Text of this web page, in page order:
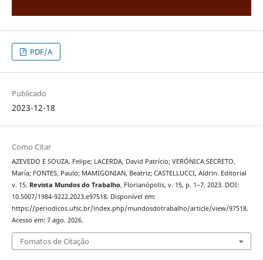
PDF/A
Publicado
2023-12-18
Como Citar
AZEVEDO E SOUZA, Felipe; LACERDA, David Patrício; VERÓNICA SECRETO,
María; FONTES, Paulo; MAMIGONIAN, Beatriz; CASTELLUCCI, Aldrin. Editorial
v. 15. Revista Mundos do Trabalho, Florianópolis, v. 15, p. 1–7, 2023. DOI:
10.5007/1984-9222.2023.e97518. Disponível em:
https://periodicos.ufsc.br/index.php/mundosdotrabalho/article/view/97518.
Acesso em: 7 ago. 2026.
Fomatos de Citação